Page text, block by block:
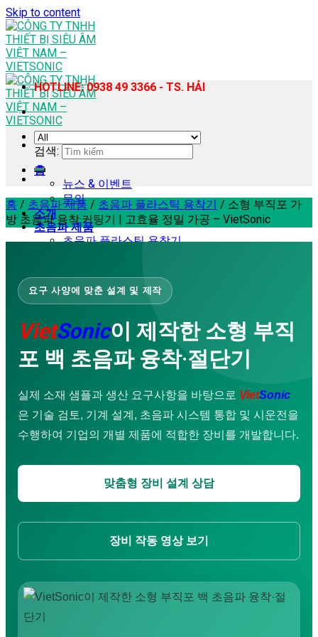
Skip to content
홈
뉴스 & 이벤트
문의
소개
초음파 제품
초음파 플라스틱 용착기
초음파 균질기 – 추출 장비
초음파 커팅기
초음파 세척기
금속 초음파 용착기
부직포 가방 생산 라인
기업 교육
상담 및 설계
기계 가공
수리 · 유지보수
초음파 진동 스크린
초음파 코팅 시스템
애플리케이션 영상
초음파 용착기
다운로드
HOTLINE: 0938 49 3366 - TS. HẢI
검색:
홈 / 초음파 제품 / 초음파 플라스틱 용착기 / 소형 부직포 가
방 초음파 용착·커팅기 | 고효율 정밀 가공 – VietSonic
요구 사양에 맞춘 설계 및 제작
VietSonic이 제작한 소형 부직
포 백 초음파 융착·절단기
실제 소재 샘플과 생산 요구사항을 바탕으로 VietSonic
은 기술 검토, 기계 설계, 초음파 시스템 통합 및 시운전을
수행하여 기업의 개별 제품에 적합한 장비를 개발합니다.
맞춤형 장비 설계 상담
장비 작동 영상 보기